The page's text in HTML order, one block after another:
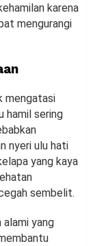
karena
mengurangi
mengatasi
hamil sering
nyeri ulu hati
yang kaya
sembelit.
alami yang